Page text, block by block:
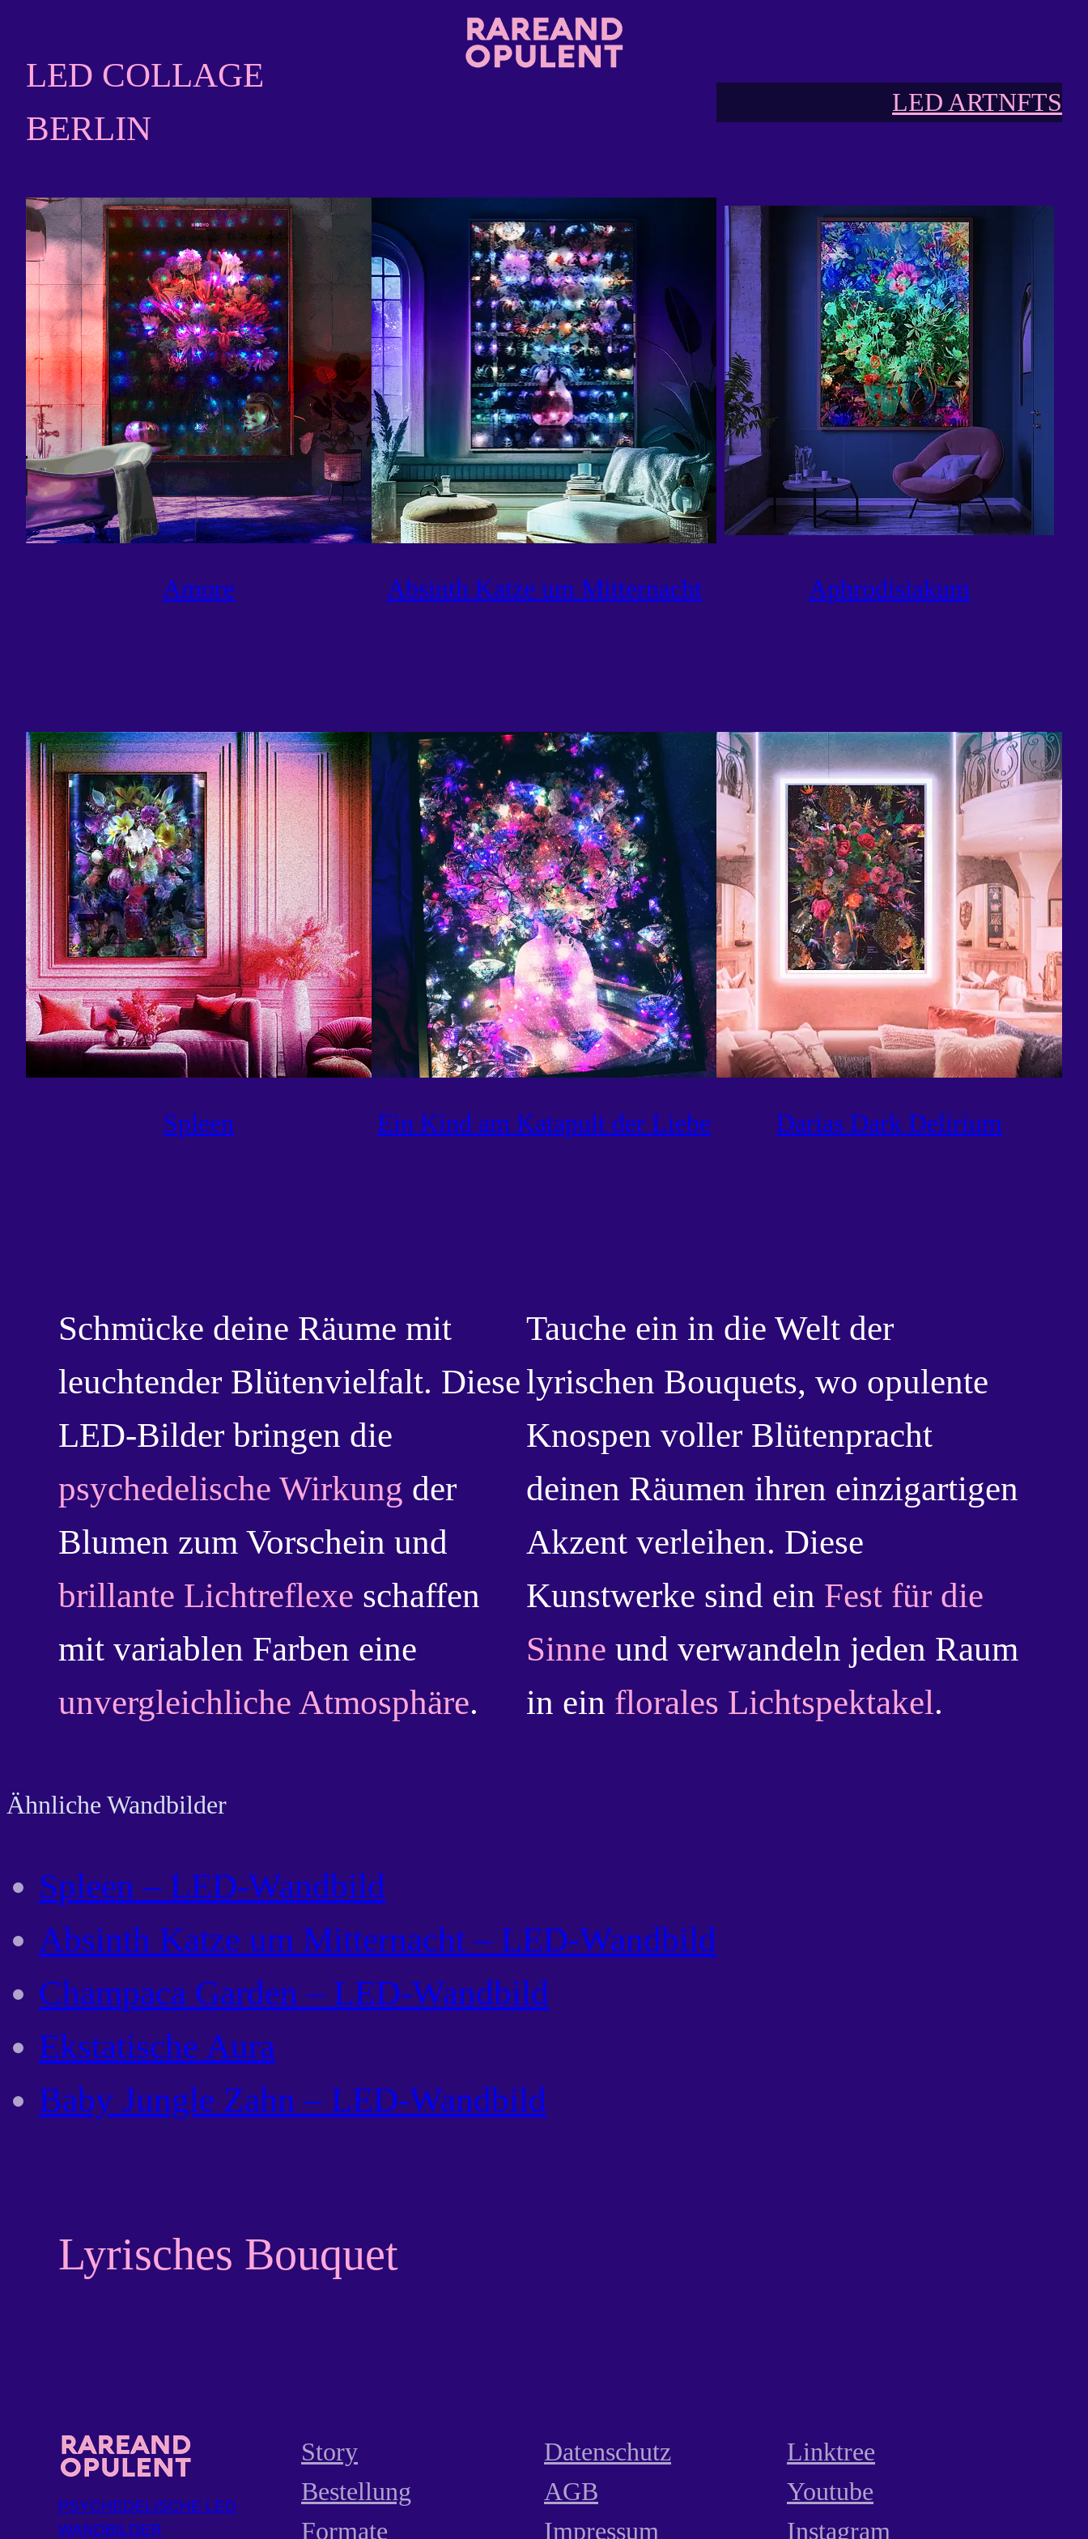
Inhalt
springen
LED COLLAGE
BERLIN
LED ARTNFTS
Amore Absinth Katze um Mitternacht Aphrodisiakum
Spleen Ein Kind am Katapult der Liebe Darias Dark Delirium
Schmücke deine Räume mit
leuchtender Blütenvielfalt. Diese
LED-Bilder bringen die
psychedelische Wirkung der
Blumen zum Vorschein und
brillante Lichtreflexe schaffen
mit variablen Farben eine
unvergleichliche Atmosphäre.
Tauche ein in die Welt der
lyrischen Bouquets, wo opulente
Knospen voller Blütenpracht
deinen Räumen ihren einzigartigen
Akzent verleihen. Diese
Kunstwerke sind ein Fest für die
Sinne und verwandeln jeden Raum
in ein florales Lichtspektakel.
Ähnliche Wandbilder
Spleen – LED-Wandbild
Absinth Katze um Mitternacht – LED-Wandbild
Champaca Garden – LED-Wandbild
Ekstatische Aura
Baby Jungle Zahn – LED-Wandbild
Lyrisches Bouquet
PSYCHEDELISCHE LED
WANDBILDER
Story
Bestellung
Formate
Datenschutz
AGB
Impressum
Linktree
Youtube
Instagram